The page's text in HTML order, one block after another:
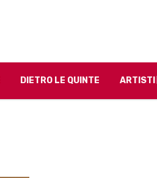
DIETRO LE QUINTE ARTISTI